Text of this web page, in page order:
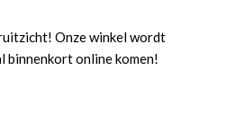
Onze winkel wordt
binnenkort online komen!